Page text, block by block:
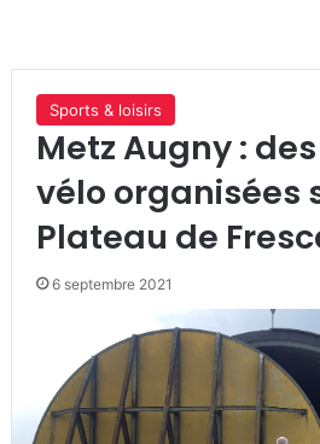
Sports & loisirs
Metz Augny :
vélo organisées
Plateau de
6 septembre 2021